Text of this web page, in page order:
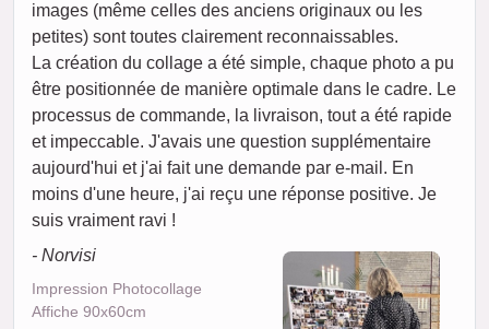
images (même celles des anciens originaux ou les
petites) sont toutes clairement reconnaissables.
La création du collage a été simple, chaque photo a pu
être positionnée de manière optimale dans le cadre. Le
processus de commande, la livraison, tout a été rapide
et impeccable. J'avais une question supplémentaire
aujourd'hui et j'ai fait une demande par e-mail. En
moins d'une heure, j'ai reçu une réponse positive. Je
suis vraiment ravi !
- Norvisi
Impression Photocollage
Affiche 90x60cm